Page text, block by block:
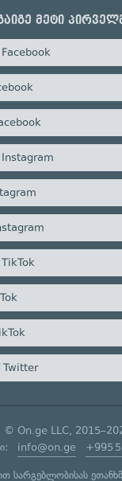
მეტი
Facebook
Instagram
TikTok
Twitter
© On.ge LLC,
info@on.ge +995
სარგებლობისას